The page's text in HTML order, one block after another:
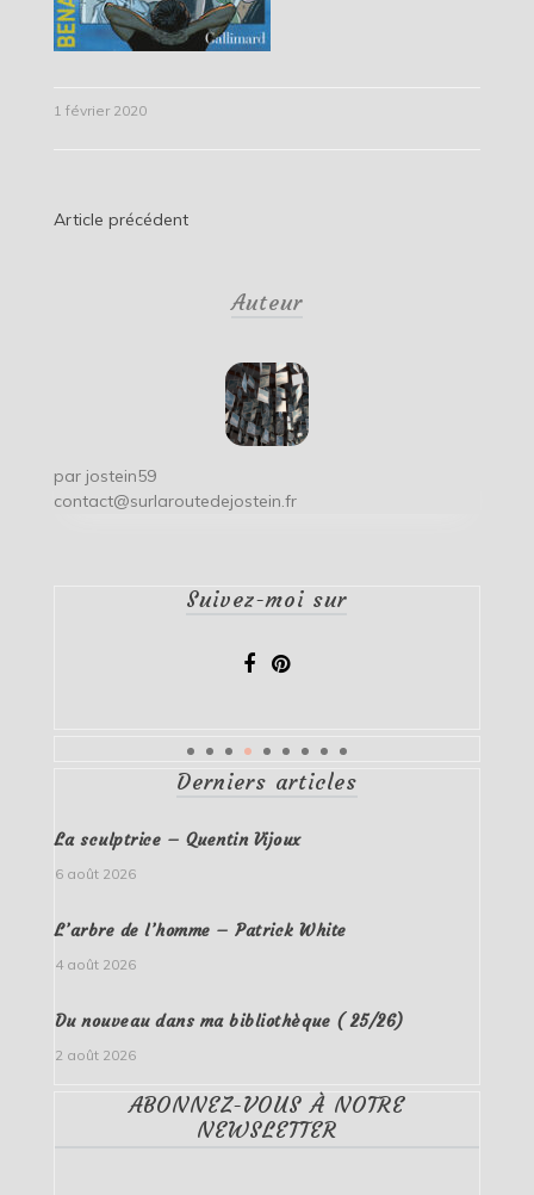
1 février 2020
Navigation
Article précédent
Auteur
par jostein59
contact@surlaroutedejostein.fr
Suivez-moi sur
Derniers articles
La sculptrice – Quentin Vijoux
6 août 2026
L’arbre de l’homme – Patrick White
4 août 2026
Du nouveau dans ma bibliothèque ( 25/26)
2 août 2026
ABONNEZ-VOUS À NOTRE
NEWSLETTER